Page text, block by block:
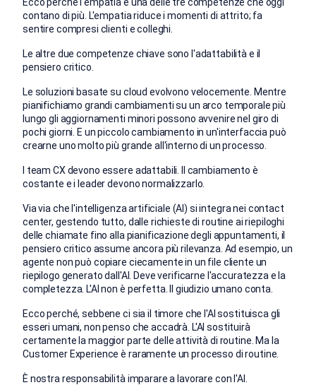
contano di più. L'empatia riduce i momenti di attrito; fa
sentire compresi clienti e colleghi.
Le altre due competenze chiave sono l'adattabilità e il
pensiero critico.
Le soluzioni basate su cloud evolvono velocemente. Mentre
pianifichiamo grandi cambiamenti su un arco temporale più
lungo gli aggiornamenti minori possono avvenire nel giro di
pochi giorni. E un piccolo cambiamento in un'interfaccia può
crearne uno molto più grande all'interno di un processo.
I team CX devono essere adattabili. Il cambiamento è
costante e i leader devono normalizzarlo.
Via via che l'intelligenza artificiale (AI) si integra nei contact
center, gestendo tutto, dalle richieste di routine ai riepiloghi
delle chiamate fino alla pianificazione degli appuntamenti, il
pensiero critico assume ancora più rilevanza. Ad esempio, un
agente non può copiare ciecamente in un file cliente un
riepilogo generato dall'AI. Deve verificarne l'accuratezza e la
completezza. L'AI non è perfetta. Il giudizio umano conta.
Ecco perché, sebbene ci sia il timore che l'AI sostituisca gli
esseri umani, non penso che accadrà. L'AI sostituirà
certamente la maggior parte delle attività di routine. Ma la
Customer Experience è raramente un processo di routine.
È nostra responsabilità imparare a lavorare con l'AI.